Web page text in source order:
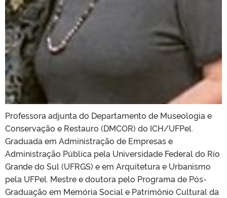
Professora adjunta do Departamento de Museologia e
Conservação e Restauro (DMCOR) do ICH/UFPel.
Graduada em Administração de Empresas e
Administração Pública pela Universidade Federal do Rio
Grande do Sul (UFRGS) e em Arquitetura e Urbanismo
pela UFPel. Mestre e doutora pelo Programa de Pós-
Graduação em Memória Social e Patrimônio Cultural da